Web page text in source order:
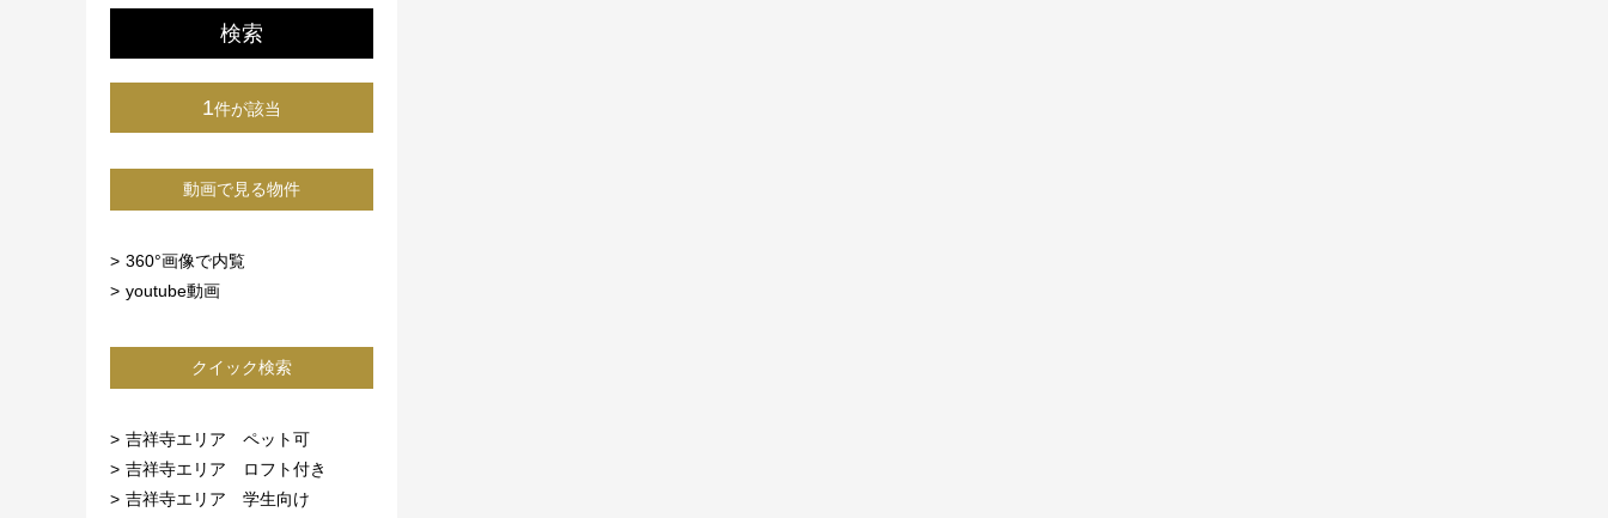
検索
1件が該当
動画で見る物件
360°画像で内覧
youtube動画
クイック検索
吉祥寺エリア ペット可
吉祥寺エリア ロフト付き
吉祥寺エリア 学生向け